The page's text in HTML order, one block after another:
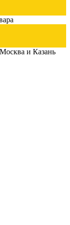
и Казань